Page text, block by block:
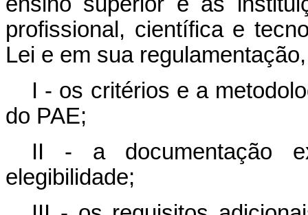
profissional, científica e
Lei e em sua
I - os critérios e a
do PAE;
II - a documentação
elegibilidade;